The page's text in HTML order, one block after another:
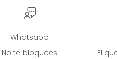
Whatsapp
¡No te bloquees!
El